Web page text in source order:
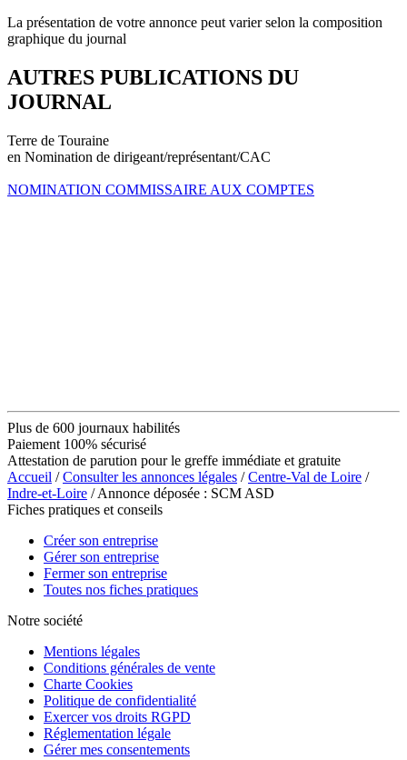
La présentation de votre annonce peut varier selon la composition
graphique du journal
AUTRES PUBLICATIONS DU
JOURNAL
Terre de Touraine
en Nomination de dirigeant/représentant/CAC
NOMINATION COMMISSAIRE AUX COMPTES
Plus de 600 journaux habilités
Paiement 100% sécurisé
Attestation de parution pour le greffe immédiate et gratuite
Accueil /Consulter les annonces légales /Centre-Val de Loire /
Indre-et-Loire / Annonce déposée : SCM ASD
Fiches pratiques et conseils
Créer son entreprise
Gérer son entreprise
Fermer son entreprise
Toutes nos fiches pratiques
Notre société
Mentions légales
Conditions générales de vente
Charte Cookies
Politique de confidentialité
Exercer vos droits RGPD
Réglementation légale
Gérer mes consentements